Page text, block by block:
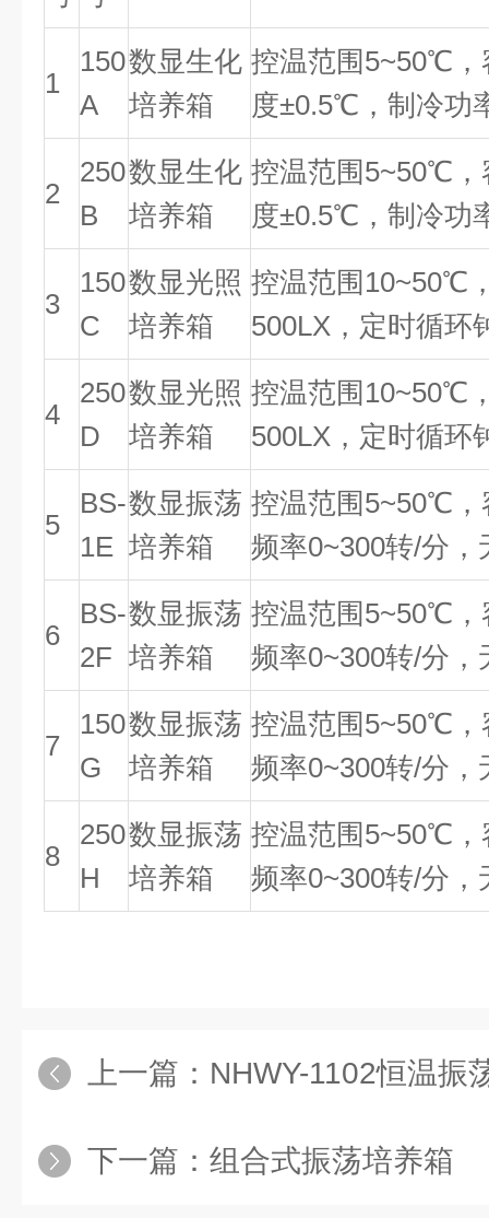
1
150
A
数显生化
培养箱
控温范围5~50℃，
度±0.5℃，制冷功
2
250
B
数显生化
培养箱
控温范围5~50℃，
度±0.5℃，制冷功
3
150
C
数显光照
培养箱
控温范围10~50℃
500LX，定时循环
4
250
D
数显光照
培养箱
控温范围10~50℃
500LX，定时循环
5
BS-
1E
数显振荡
培养箱
控温范围5~50℃，
频率0~300转/分，
6
BS-
2F
数显振荡
培养箱
控温范围5~50℃，
频率0~300转/分，
7
150
G
数显振荡
培养箱
控温范围5~50℃，
频率0~300转/分，
8
250
H
数显振荡
培养箱
控温范围5~50℃，
频率0~300转/分，
上一篇： NHWY-1102恒温振
下一篇： 组合式振荡培养箱